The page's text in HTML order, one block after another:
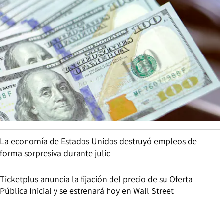
La economía de Estados Unidos destruyó empleos de
forma sorpresiva durante julio
Ticketplus anuncia la fijación del precio de su Oferta
Pública Inicial y se estrenará hoy en Wall Street